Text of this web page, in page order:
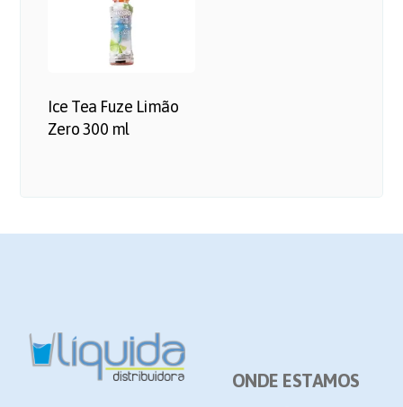
Ice Tea Fuze Limão
Zero 300 ml
ONDE ESTAMOS